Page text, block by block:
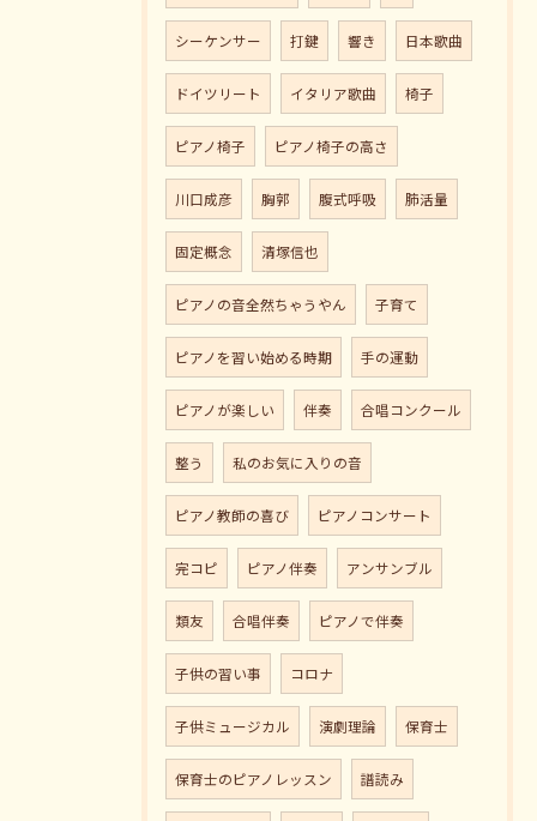
シーケンサー 打鍵 響き 日本歌曲
ドイツリート イタリア歌曲 椅子
ピアノ椅子 ピアノ椅子の高さ
川口成彦 胸郭 腹式呼吸 肺活量
固定概念 清塚信也
ピアノの音全然ちゃうやん 子育て
ピアノを習い始める時期 手の運動
ピアノが楽しい 伴奏 合唱コンクール
整う 私のお気に入りの音
ピアノ教師の喜び ピアノコンサート
完コピ ピアノ伴奏 アンサンブル
類友 合唱伴奏 ピアノで伴奏
子供の習い事 コロナ
子供ミュージカル 演劇理論 保育士
保育士のピアノレッスン 譜読み